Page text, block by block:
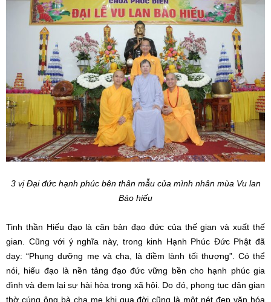
3 vị Đại đức hạnh phúc bên thân mẫu của mình nhân mùa Vu lan
Báo hiếu
Tinh thần Hiếu đạo là căn bản đạo đức của thế gian và xuất thế
gian. Cũng với ý nghĩa này, trong kinh Hạnh Phúc Đức Phật đã
dạy: “Phụng dưỡng mẹ và cha, là điềm lành tối thượng”. Có thể
nói, hiếu đạo là nền tảng đạo đức vững bền cho hạnh phúc gia
đình và đem lại sự hài hòa trong xã hội. Do đó, phong tục dân gian
thờ cúng ông bà cha mẹ khi qua đời cũng là một nét đẹp văn hóa